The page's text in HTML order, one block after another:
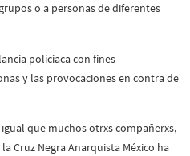
o a personas de diferentes
policiaca con fines
y las provocaciones en contra de
que muchos otrxs compañerxs,
Cruz Negra Anarquista México ha